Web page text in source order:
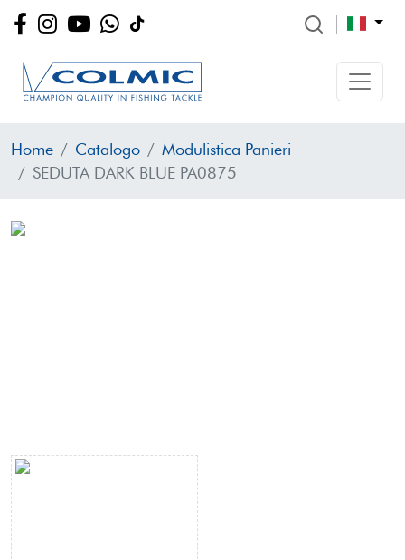
Home Catalogo
Modulistica Panieri
SEDUTA DARK BLUE PA0875